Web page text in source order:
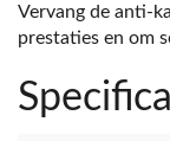
Vervang de anti-
prestaties en om